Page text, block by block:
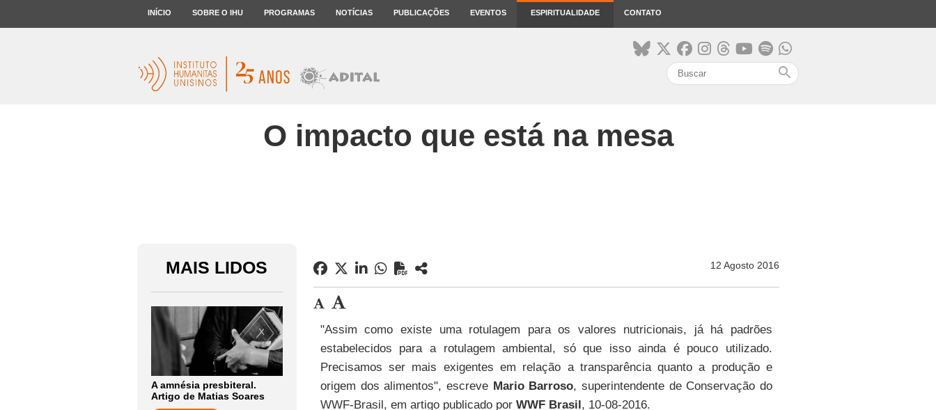
INÍCIO SOBRE O IHU PROGRAMAS NOTÍCIAS PUBLICAÇÕES EVENTOS ESPIRITUALIDADE CONTATO
search
O impacto que está na mesa
MAIS LIDOS
A amnésia presbiteral.
Artigo de Matias Soares
12 Agosto 2016
"Assim como existe uma rotulagem para os valores nutricionais, já há padrões
estabelecidos para a rotulagem ambiental, só que isso ainda é pouco utilizado.
Precisamos ser mais exigentes em relação a transparência quanto a produção e
origem dos alimentos", escreve Mario Barroso, superintendente de Conservação do
WWF-Brasil, em artigo publicado por WWF Brasil, 10-08-2016.